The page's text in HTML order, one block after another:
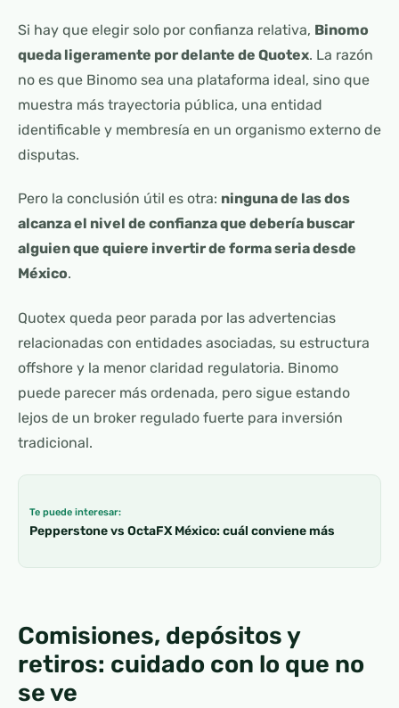
Si hay que elegir solo por confianza relativa, Binomo
queda ligeramente por delante de Quotex. La razón
no es que Binomo sea una plataforma ideal, sino que
muestra más trayectoria pública, una entidad
identificable y membresía en un organismo externo de
disputas.
Pero la conclusión útil es otra: ninguna de las dos
alcanza el nivel de confianza que debería buscar
alguien que quiere invertir de forma seria desde
México.
Quotex queda peor parada por las advertencias
relacionadas con entidades asociadas, su estructura
offshore y la menor claridad regulatoria. Binomo
puede parecer más ordenada, pero sigue estando
lejos de un broker regulado fuerte para inversión
tradicional.
Te puede interesar:
Pepperstone vs OctaFX México: cuál conviene más
Comisiones, depósitos y
retiros: cuidado con lo que no
se ve